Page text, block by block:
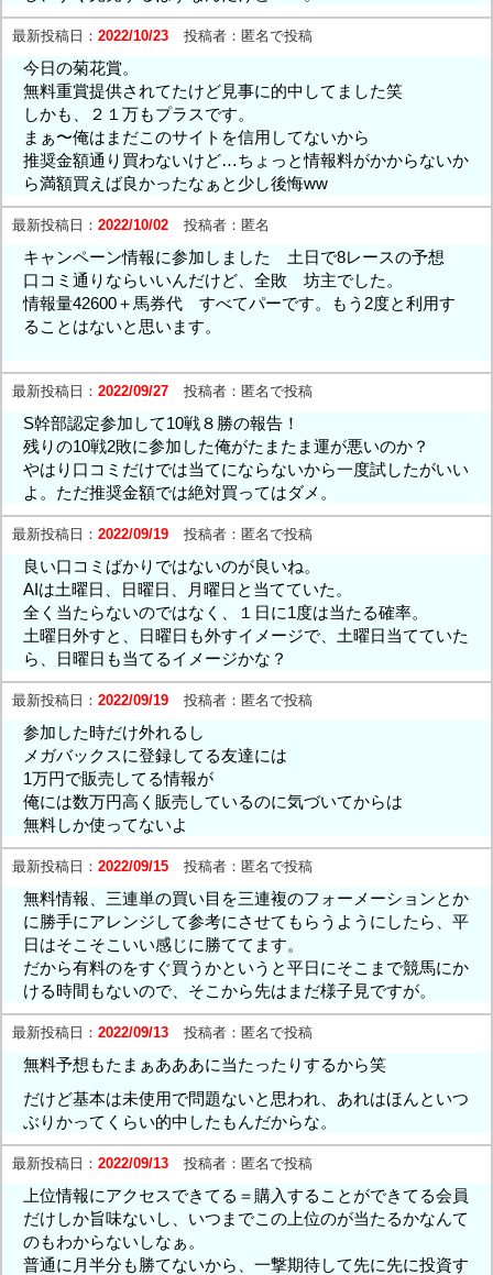
最新投稿日： 2022/10/23 投稿者： 匿名で投稿
今日の菊花賞。
無料重賞提供されてたけど見事に的中してました笑
しかも、２１万もプラスです。
まぁ〜俺はまだこのサイトを信用してないから
推奨金額通り買わないけど…ちょっと情報料がかからないか
ら満額買えば良かったなぁと少し後悔ww
最新投稿日： 2022/10/02 投稿者： 匿名
キャンペーン情報に参加しました 土日で8レースの予想
口コミ通りならいいんだけど、全敗 坊主でした。
情報量42600＋馬券代 すべてパーです。もう2度と利用す
ることはないと思います。
最新投稿日： 2022/09/27 投稿者： 匿名で投稿
S幹部認定参加して10戦８勝の報告！
残りの10戦2敗に参加した俺がたまたま運が悪いのか？
やはり口コミだけでは当てにならないから一度試したがいい
よ。ただ推奨金額では絶対買ってはダメ。
最新投稿日： 2022/09/19 投稿者： 匿名で投稿
良い口コミばかりではないのが良いね。
AIは土曜日、日曜日、月曜日と当てていた。
全く当たらないのではなく、１日に1度は当たる確率。
土曜日外すと、日曜日も外すイメージで、土曜日当てていた
ら、日曜日も当てるイメージかな？
最新投稿日： 2022/09/19 投稿者： 匿名で投稿
参加した時だけ外れるし
メガバックスに登録してる友達には
1万円で販売してる情報が
俺には数万円高く販売しているのに気づいてからは
無料しか使ってないよ
最新投稿日： 2022/09/15 投稿者： 匿名で投稿
無料情報、三連単の買い目を三連複のフォーメーションとか
に勝手にアレンジして参考にさせてもらうようにしたら、平
日はそこそこいい感じに勝ててます。
だから有料のをすぐ買うかというと平日にそこまで競馬にか
ける時間もないので、そこから先はまだ様子見ですが。
最新投稿日： 2022/09/13 投稿者： 匿名で投稿
無料予想もたまぁあああに当たったりするから笑
だけど基本は未使用で問題ないと思われ、あれはほんといつ
ぶりかってくらい的中したもんだからな。
最新投稿日： 2022/09/13 投稿者： 匿名で投稿
上位情報にアクセスできてる＝購入することができてる会員
だけしか旨味ないし、いつまでこの上位のが当たるかなんて
のもわからないしなぁ。
普通に月半分も勝てないから、一撃期待して先に先に投資す